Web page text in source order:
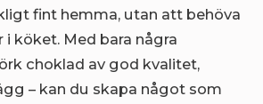
fint hemma, utan att behöva
köket. Med bara några
choklad av god kvalitet,
– kan du skapa något som